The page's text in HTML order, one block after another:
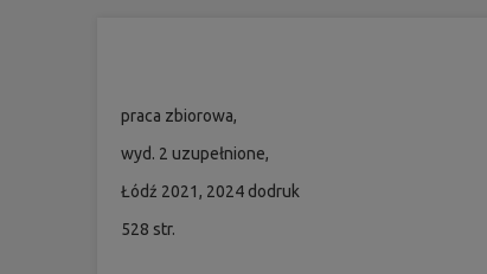
praca zbiorowa,
wyd. 2 uzupełnione,
Łódź 2021, 2024 dodruk
528 str.